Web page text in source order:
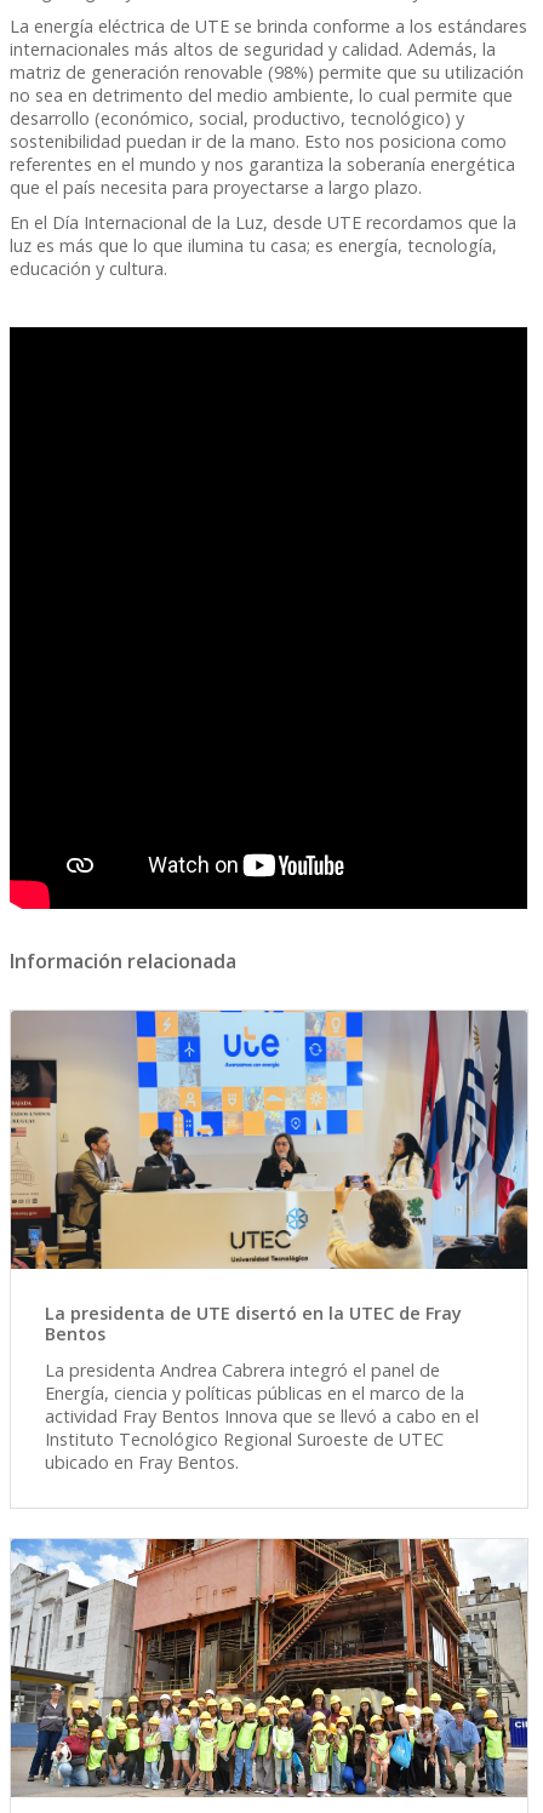
La energía eléctrica de UTE se brinda conforme a los estándares
internacionales más altos de seguridad y calidad. Además, la
matriz de generación renovable (98%) permite que su utilización
no sea en detrimento del medio ambiente, lo cual permite que
desarrollo (económico, social, productivo, tecnológico) y
sostenibilidad puedan ir de la mano. Esto nos posiciona como
referentes en el mundo y nos garantiza la soberanía energética
que el país necesita para proyectarse a largo plazo.
En el Día Internacional de la Luz, desde UTE recordamos que la
luz es más que lo que ilumina tu casa; es energía, tecnología,
educación y cultura.
Información relacionada
La presidenta de UTE disertó en la UTEC de Fray
Bentos
La presidenta Andrea Cabrera integró el panel de
Energía, ciencia y políticas públicas en el marco de la
actividad Fray Bentos Innova que se llevó a cabo en el
Instituto Tecnológico Regional Suroeste de UTEC
ubicado en Fray Bentos.